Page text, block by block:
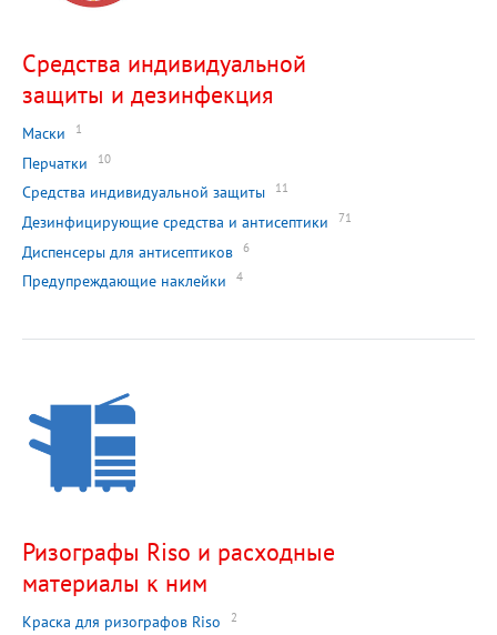
Средства индивидуальной
защиты и дезинфекция
Маски 1
Перчатки 10
Средства индивидуальной защиты 11
Дезинфицирующие средства и антисептики 71
Диспенсеры для антисептиков 6
Предупреждающие наклейки 4
Ризографы Riso и расходные
материалы к ним
Краска для ризографов Riso 2